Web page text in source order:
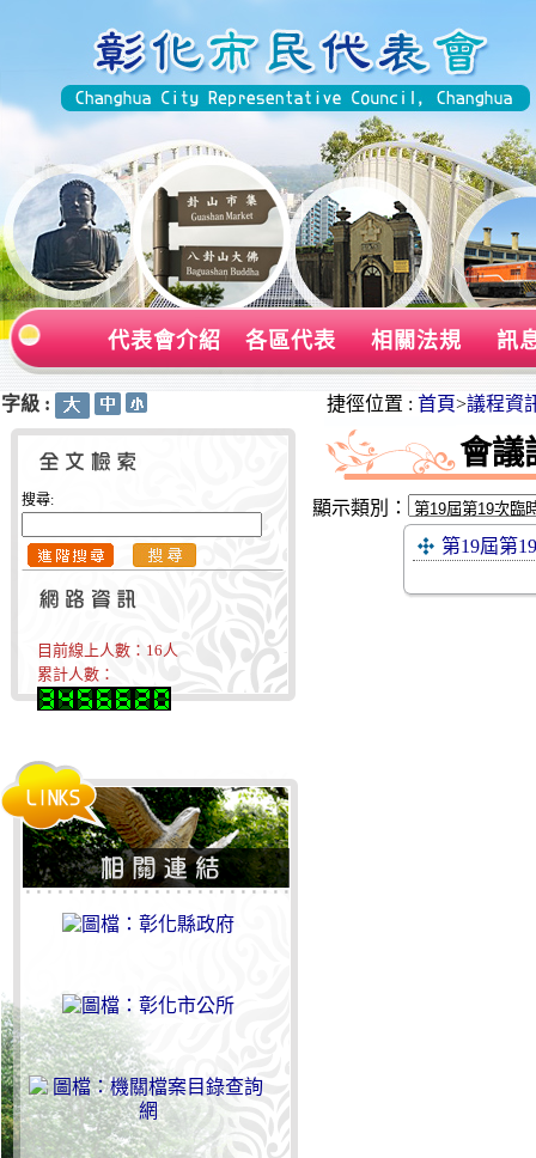
代表會介紹 各區代表 相關法規 訊
字級 :
搜尋:
目前線上人數： 16人
累計人數：
捷徑位置 : 首頁>議程資
會議
顯示類別：
第19屆第